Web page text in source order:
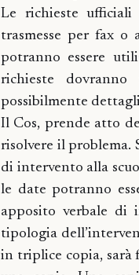
Le richieste
trasmesse per fax o
potranno essere
richieste dovranno
possibilmente
Il Cos, prende atto
risolvere il problema.
di intervento alla
le date potranno
apposito verbale
tipologia
in triplice copia, sarà